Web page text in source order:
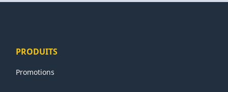
PRODUITS
Promotions